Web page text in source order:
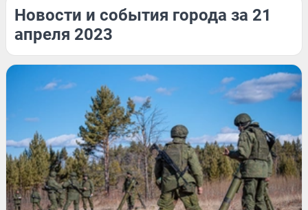
Новости и события города за 21
апреля 2023